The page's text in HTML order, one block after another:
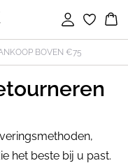
Inloggen
BOVEN €75
het beste bij u past.